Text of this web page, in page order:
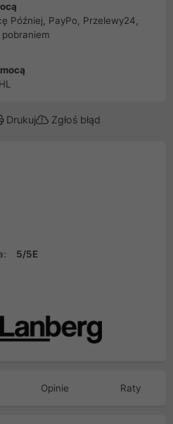
Później, PayPo, Przelewy24,
Drukuj Zgłoś błąd
5/5E
Opinie Raty